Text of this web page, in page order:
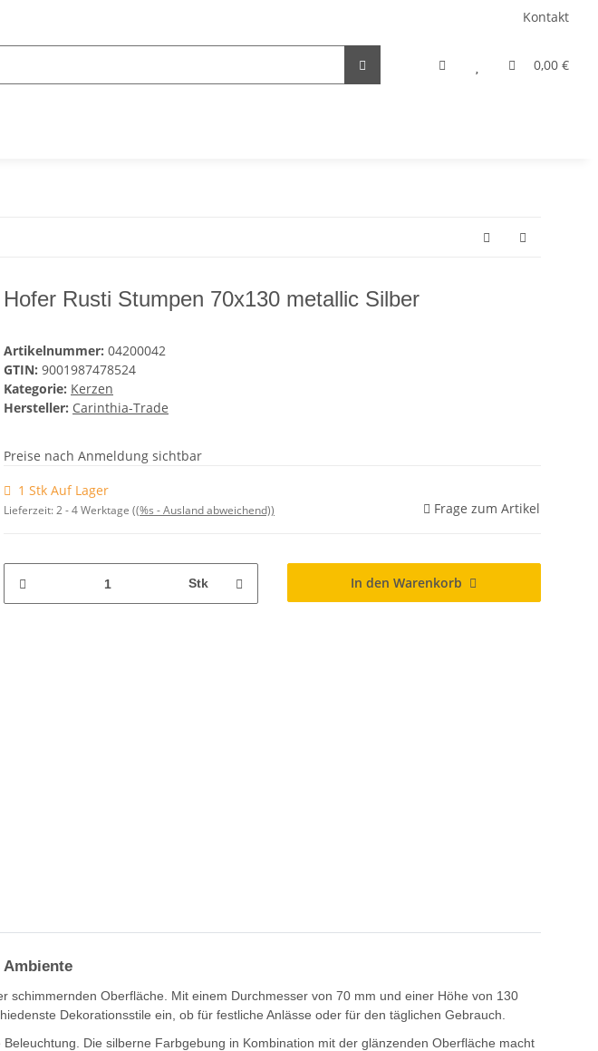
Kontakt
0,00 €
Hofer Rusti Stumpen 70x130 metallic Silber
Artikelnummer: 04200042
GTIN: 9001987478524
Kategorie: Kerzen
Hersteller: Carinthia-Trade
Preise nach Anmeldung sichtbar
1 Stk Auf Lager
Lieferzeit:2 - 4 Werktage ((%s - Ausland abweichend)) Frage zum Artikel
Stk In den Warenkorb
Oberfläche. Mit einem Durchmesser von 70 mm und einer Höhe von 130
Dekorationsstile ein, ob für festliche Anlässe oder für den täglichen Gebrauch.
Die silberne Farbgebung in Kombination mit der glänzenden Oberfläche macht